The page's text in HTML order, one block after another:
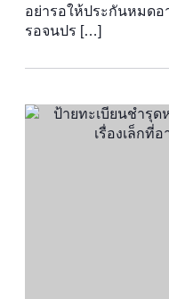
อย่ารอให้ประกันหมด
รอจนปร […]